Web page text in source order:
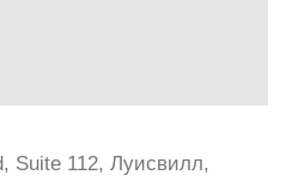
Suite 112, Луисвилл,